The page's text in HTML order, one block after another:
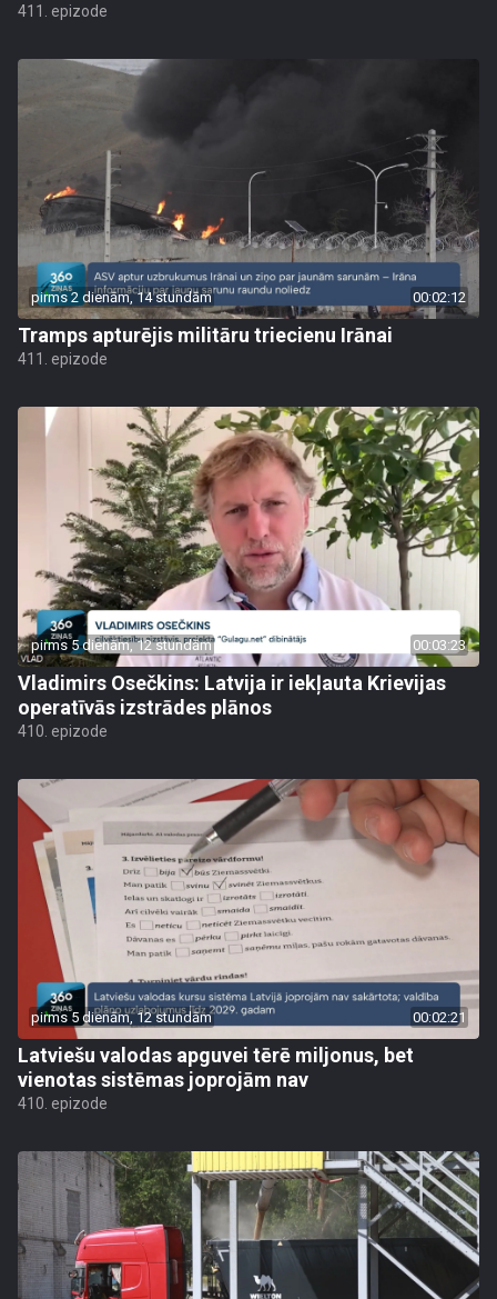
411. epizode
pirms 2 dienām, 14 stundām 00:02:12
Tramps apturējis militāru triecienu Irānai
411. epizode
pirms 5 dienām, 12 stundām 00:03:23
Vladimirs Osečkins: Latvija ir iekļauta Krievijas
operatīvās izstrādes plānos
410. epizode
pirms 5 dienām, 12 stundām 00:02:21
Latviešu valodas apguvei tērē miljonus, bet
vienotas sistēmas joprojām nav
410. epizode